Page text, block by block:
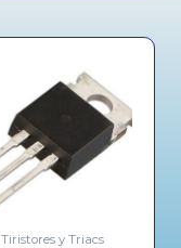
Tiristores y Triacs